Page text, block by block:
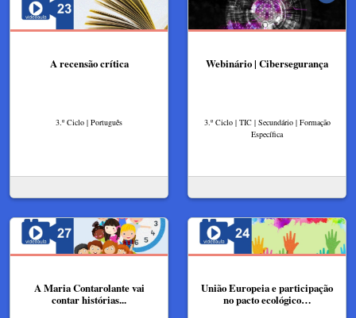
A recensão crítica
3.º Ciclo | Português
Webinário | Cibersegurança
3.º Ciclo | TIC | Secundário | Formação
Específica
A Maria Contarolante vai
contar histórias...
União Europeia e participação
no pacto ecológico…